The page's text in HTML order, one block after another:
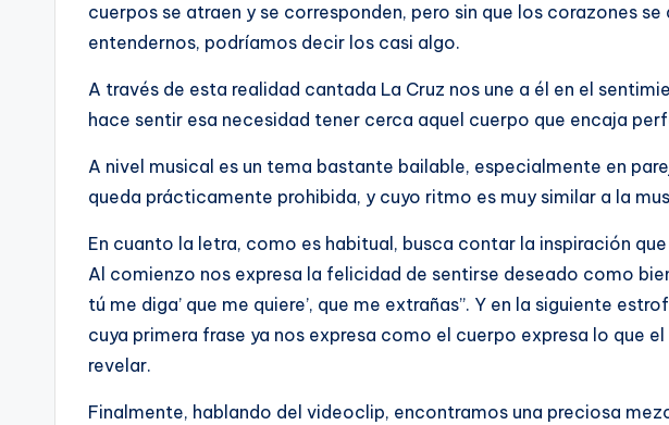
cuerpos se atraen y se corresponden, pero sin que los corazones se
entendernos, podríamos decir los casi algo.
A través de esta realidad cantada La Cruz nos une a él en el
hace sentir esa necesidad tener cerca aquel cuerpo que encaja
A nivel musical es un tema bastante bailable, especialmente en
queda prácticamente prohibida, y cuyo ritmo es muy similar a la
En cuanto la letra, como es habitual, busca contar la inspiración
Al comienzo nos expresa la felicidad de sentirse deseado como
tú me diga’ que me quiere’, que me extrañas”. Y en la siguiente
cuya primera frase ya nos expresa como el cuerpo expresa lo que
revelar.
Finalmente, hablando del videoclip, encontramos una preciosa